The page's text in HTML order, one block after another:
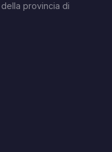
provincia di